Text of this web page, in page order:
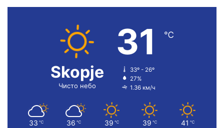
Skopje
Чисто небо
31 ℃
33º - 26º
27%
1.36 км/ч
33 ℃ 36 ℃ 39 ℃ 39 ℃ 41 ℃